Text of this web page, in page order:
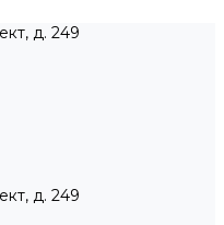
д. 249
д. 249